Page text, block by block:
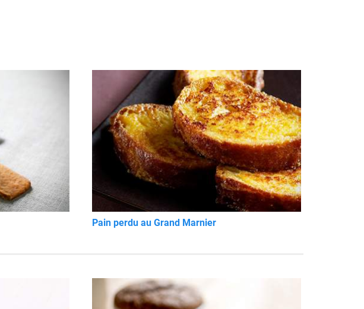
Pain perdu au Grand Marnier